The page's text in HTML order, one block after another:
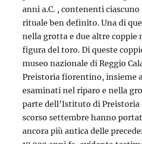
anni a.C. , contenenti
rituale ben definito. Una di
nella grotta e due altre coppie
figura del toro. Di queste
museo nazionale di Reggio
Preistoria fiorentino, insieme
esaminati nel riparo e nella
parte dell’Istituto di Preistoria
scorso settembre hanno
ancora più antica delle